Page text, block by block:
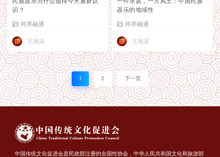
识？
跨界融通
王海涛
器乐的地域性
跨界融通
王海涛
1 2 下一页
中国传统文化促进会是民政部注册的全国性协会，中华人民共和国文化和旅游部